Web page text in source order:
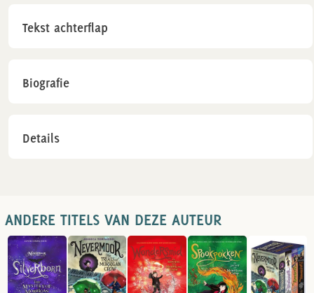
Tekst achterflap
Biografie
Details
ANDERE TITELS VAN DEZE AUTEUR